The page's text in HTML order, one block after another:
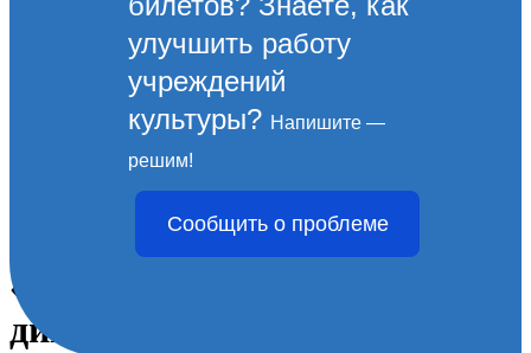
улучшить работу
учреждений
культуры? Напишите —
решим!
Сообщить о проблеме
В Новороссийске прошла
Межрегиональная
просветительская акция
«Военно-патриотический
диктант»